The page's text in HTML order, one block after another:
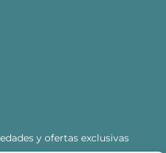
y ofertas exclusivas